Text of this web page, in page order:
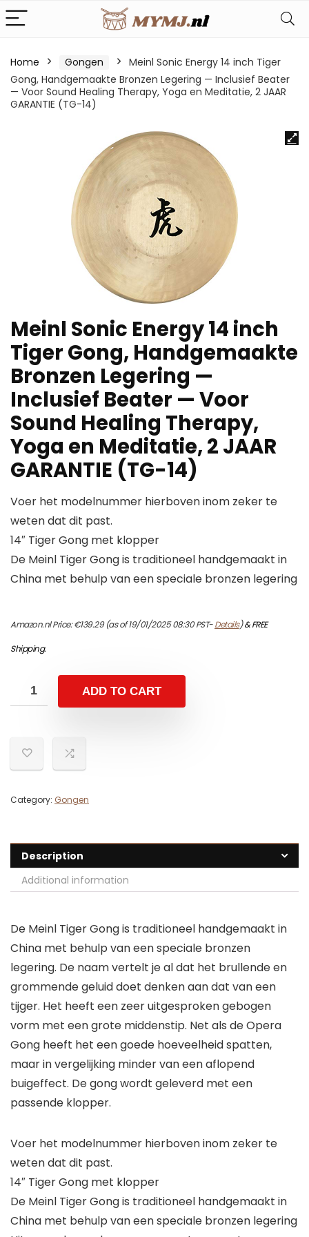
Home Gongen
Meinl Sonic Energy 14 inch Tiger
Gong, Handgemaakte Bronzen Legering — Inclusief Beater
— Voor Sound Healing Therapy, Yoga en Meditatie, 2 JAAR
GARANTIE (TG-14)
Meinl Sonic Energy 14 inch
Tiger Gong, Handgemaakte
Bronzen Legering —
Inclusief Beater — Voor
Sound Healing Therapy,
Yoga en Meditatie, 2 JAAR
GARANTIE (TG-14)
Voer het modelnummer hierboven inom zeker te
weten dat dit past.
14″ Tiger Gong met klopper
De Meinl Tiger Gong is traditioneel handgemaakt in
China met behulp van een speciale bronzen legering
Amazon.nl Price:€139.29(as of 19/01/2025 08:30 PST-Details)&FREE
Shipping.
ADD TO CART
Category: Gongen
Description
Additional information
De Meinl Tiger Gong is traditioneel handgemaakt in
China met behulp van een speciale bronzen
legering. De naam vertelt je al dat het brullende en
grommende geluid doet denken aan dat van een
tijger. Het heeft een zeer uitgesproken gebogen
vorm met een grote middenstip. Net als de Opera
Gong heeft het een goede hoeveelheid spatten,
maar in vergelijking minder van een aflopend
buigeffect. De gong wordt geleverd met een
passende klopper.
Voer het modelnummer hierboven inom zeker te
weten dat dit past.
14″ Tiger Gong met klopper
De Meinl Tiger Gong is traditioneel handgemaakt in
China met behulp van een speciale bronzen legering